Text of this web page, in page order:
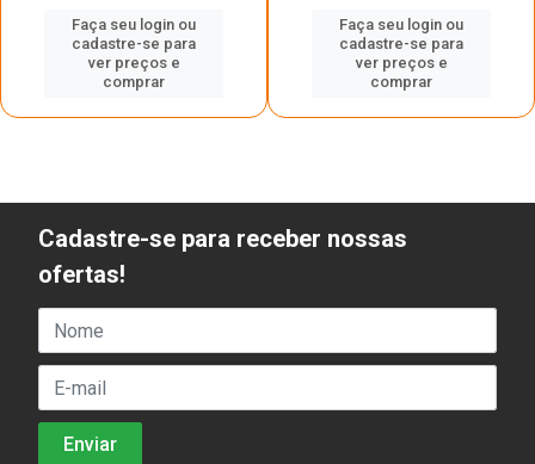
Faça seu login ou
cadastre-se para
ver preços e
comprar
Faça seu login ou
cadastre-se para
ver preços e
comprar
Cadastre-se para receber nossas
ofertas!